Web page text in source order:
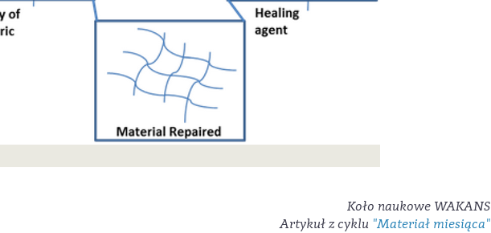
Koło naukowe WAKANS
Artykuł z cyklu "Materiał miesiąca"